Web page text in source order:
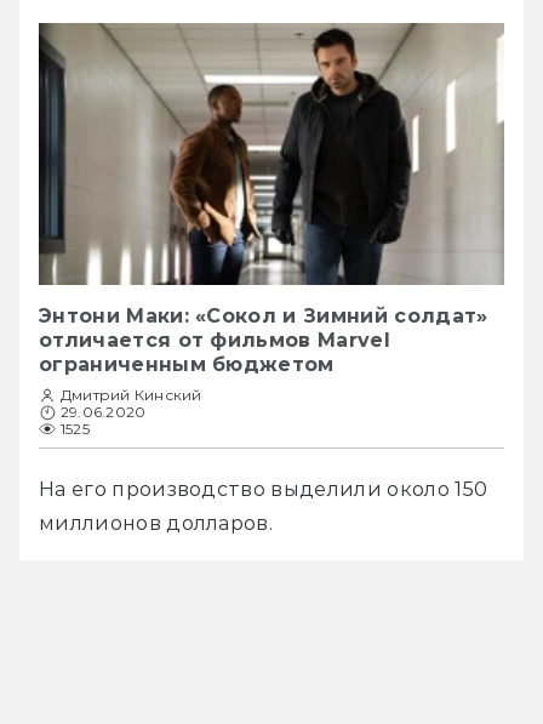
Энтони Маки: «Сокол и Зимний солдат»
отличается от фильмов Marvel
ограниченным бюджетом
Дмитрий Кинский
29.06.2020
1525
На его производство выделили около 150
миллионов долларов.